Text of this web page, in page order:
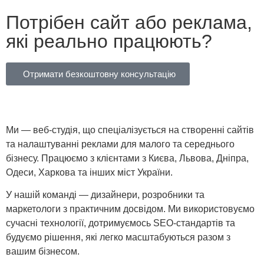
Потрібен сайт або реклама,
які реально працюють?
Отримати безкоштовну консультацію
Ми — веб-студія, що спеціалізується на створенні сайтів
та налаштуванні реклами для малого та середнього
бізнесу. Працюємо з клієнтами з Києва, Львова, Дніпра,
Одеси, Харкова та інших міст України.
У нашій команді — дизайнери, розробники та
маркетологи з практичним досвідом. Ми використовуємо
сучасні технології, дотримуємось SEO-стандартів та
будуємо рішення, які легко масштабуються разом з
вашим бізнесом.